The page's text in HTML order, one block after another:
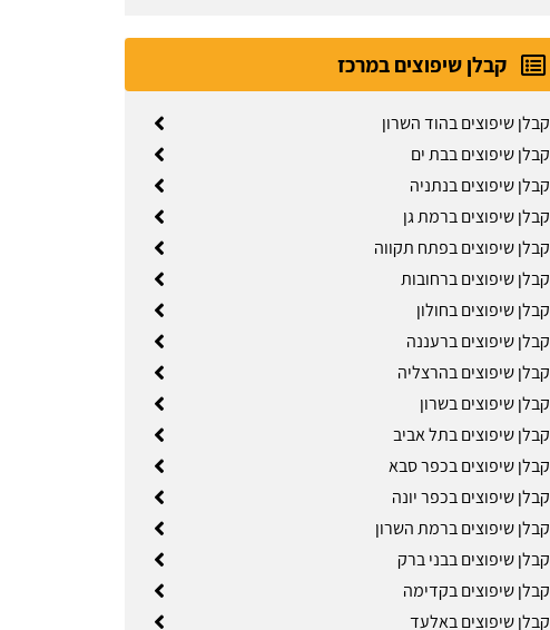
קבלן שיפוצים במרכז
קבלן שיפוצים בהוד השרון
קבלן שיפוצים בבת ים
קבלן שיפוצים בנתניה
קבלן שיפוצים ברמת גן
קבלן שיפוצים בפתח תקווה
קבלן שיפוצים ברחובות
קבלן שיפוצים בחולון
קבלן שיפוצים ברעננה
קבלן שיפוצים בהרצליה
קבלן שיפוצים בשרון
קבלן שיפוצים בתל אביב
קבלן שיפוצים בכפר סבא
קבלן שיפוצים בכפר יונה
קבלן שיפוצים ברמת השרון
קבלן שיפוצים בבני ברק
קבלן שיפוצים בקדימה
קבלן שיפוצים באלעד